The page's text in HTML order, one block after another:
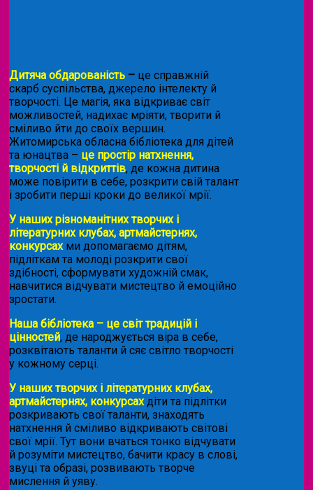
Дитяча обдарованість – це справжній
скарб суспільства, джерело інтелекту й
творчості. Це магія, яка відкриває світ
можливостей, надихає мріяти, творити й
сміливо йти до своїх вершин.
Житомирська обласна бібліотека для дітей
та юнацтва – це простір натхнення,
творчості й відкриттів, де кожна дитина
може повірити в себе, розкрити свій талант
і зробити перші кроки до великої мрії.
У наших різноманітних творчих і
літературних клубах, артмайстернях,
конкурсахми допомагаємо дітям,
підліткам та молоді розкрити свої
здібності, сформувати художній смак,
навчитися відчувати мистецтво й емоційно
зростати.
Наша бібліотека – це світ традицій і
цінностей, де народжується віра в себе,
розквітають таланти й сяє світло творчості
у кожному серці.
У наших творчих і літературних клубах,
артмайстернях, конкурсахдіти та підлітки
розкривають свої таланти, знаходять
натхнення й сміливо відкривають світові
свої мрії. Тут вони вчаться тонко відчувати
й розуміти мистецтво, бачити красу в слові,
звуці та образі, розвивають творче
мислення й уяву.